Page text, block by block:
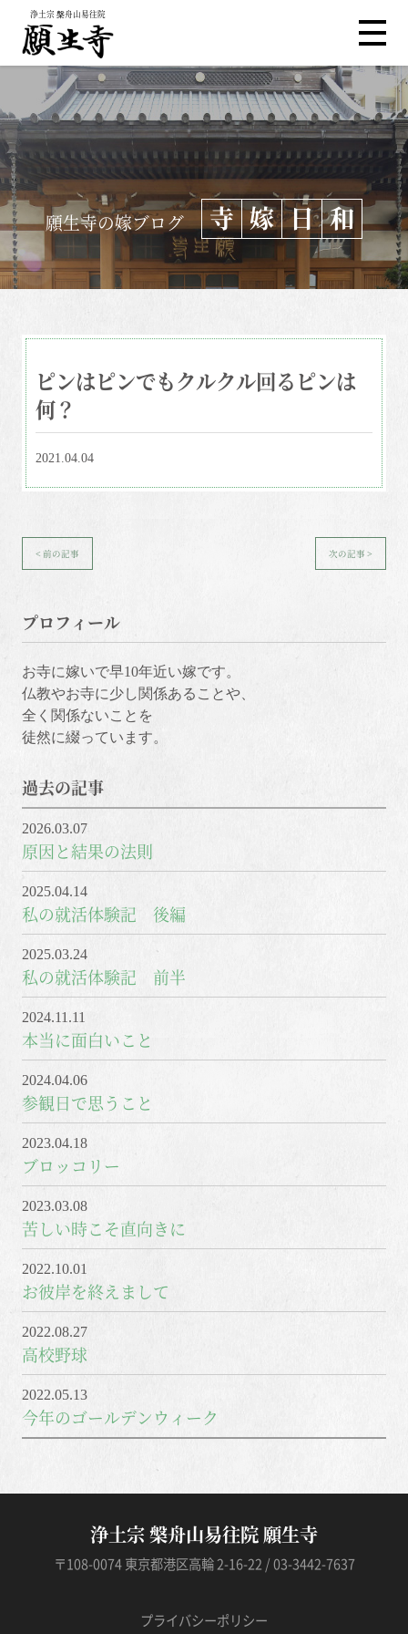
浄土宗 槃舟山易往院
願生寺の嫁ブログ 寺 嫁 日 和
ピンはピンでもクルクル回るピンは
何？
2021.04.04
< 前の記事 次の記事 >
プロフィール
お寺に嫁いで早10年近い嫁です。
仏教やお寺に少し関係あることや、
全く関係ないことを
徒然に綴っています。
過去の記事
2026.03.07
原因と結果の法則
2025.04.14
私の就活体験記 後編
2025.03.24
私の就活体験記 前半
2024.11.11
本当に面白いこと
2024.04.06
参観日で思うこと
2023.04.18
ブロッコリー
2023.03.08
苦しい時こそ直向きに
2022.10.01
お彼岸を終えまして
2022.08.27
高校野球
2022.05.13
今年のゴールデンウィーク
浄土宗 槃舟山易往院 願生寺
〒108-0074 東京都港区高輪 2-16-22 / 03-3442-7637
プライバシーポリシー